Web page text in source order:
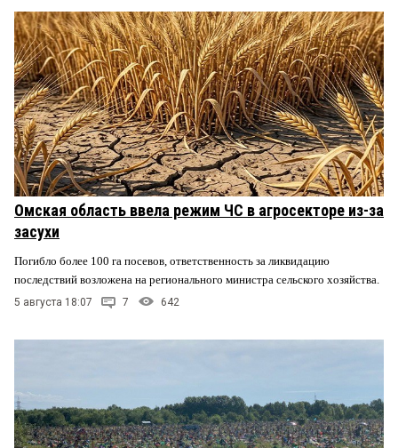
Омская область ввела режим ЧС в агросекторе из-за
засухи
Погибло более 100 га посевов, ответственность за ликвидацию
последствий возложена на регионального министра сельского хозяйства.
5 августа 18:07 7 642